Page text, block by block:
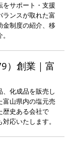
をサポート・支援
ランスが取れた富
金制度の紹介、移
）創業｜富
化成品を販売し
富山県内の塩元売
歴史ある会社で
応いたします。